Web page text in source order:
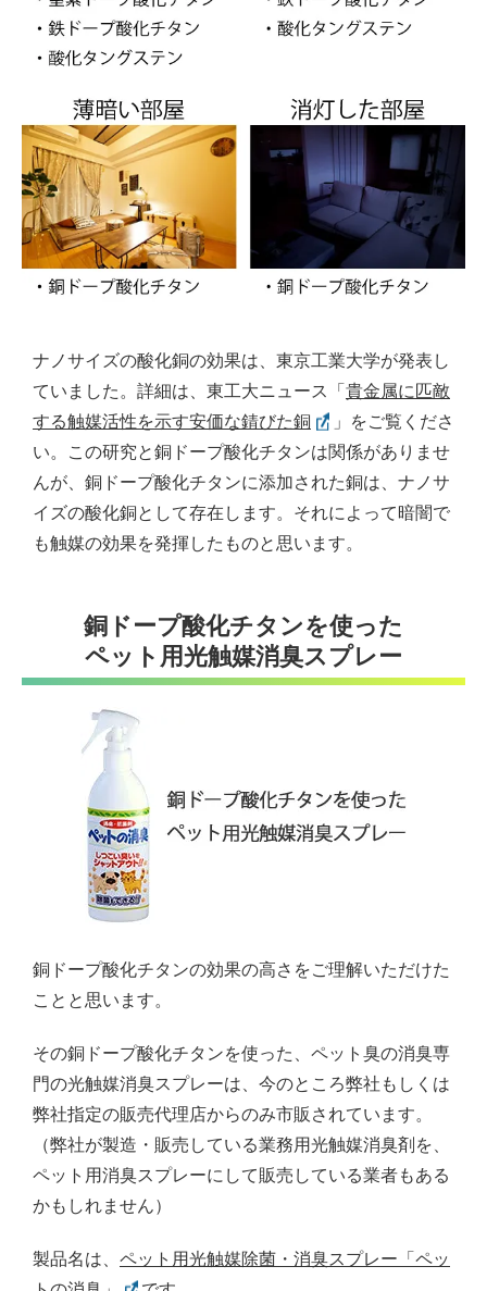
ナノサイズの酸化銅の効果は、東京工業大学が発表し
ていました。詳細は、東工大ニュース「 貴金属に匹敵
する触媒活性を示す安価な錆びた銅
」をご覧くださ
い。この研究と銅ドープ酸化チタンは関係がありませ
んが、銅ドープ酸化チタンに添加された銅は、ナノサ
イズの酸化銅として存在します。それによって暗闇で
も触媒の効果を発揮したものと思います。
銅ドープ酸化チタンを使った
ペット用光触媒消臭スプレー
銅ドープ酸化チタンの効果の高さをご理解いただけた
ことと思います。
その銅ドープ酸化チタンを使った、ペット臭の消臭専
門の光触媒消臭スプレーは、今のところ弊社もしくは
弊社指定の販売代理店からのみ市販されています。
（弊社が製造・販売している業務用光触媒消臭剤を、
ペット用消臭スプレーにして販売している業者もある
かもしれません）
製品名は、 ペット用光触媒除菌・消臭スプレー「ペッ